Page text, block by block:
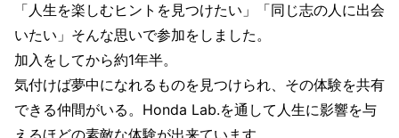
「人生を楽しむヒントを見つけたい」「同じ志の人に出会
いたい」そんな思いで参加をしました。
加入をしてから約1年半。
気付けば夢中になれるものを見つけられ、その体験を共有
できる仲間がいる。Honda Lab.を通して人生に影響を与